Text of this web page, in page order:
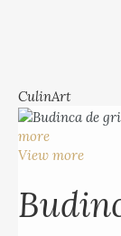
CulinArt
more
View more